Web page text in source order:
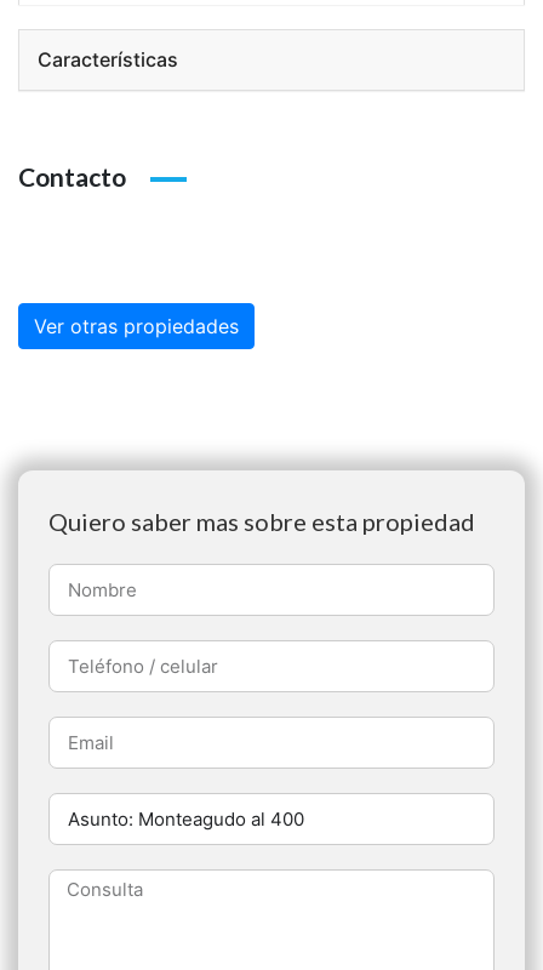
Características
Contacto
Ver otras propiedades
Quiero saber mas sobre esta propiedad